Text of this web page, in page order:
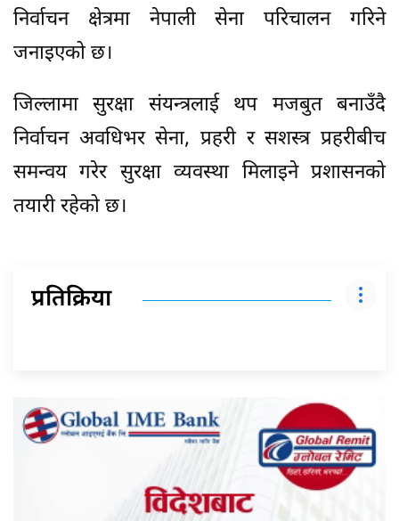
निर्वाचन क्षेत्रमा नेपाली सेना परिचालन गरिने
जनाइएको छ।
जिल्लामा सुरक्षा संयन्त्रलाई थप मजबुत बनाउँदै
निर्वाचन अवधिभर सेना, प्रहरी र सशस्त्र प्रहरीबीच
समन्वय गरेर सुरक्षा व्यवस्था मिलाइने प्रशासनको
तयारी रहेको छ।
प्रतिक्रिया